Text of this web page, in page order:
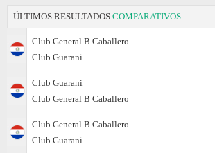
ÚLTIMOS RESULTADOS COMPARATIVOS
Club General B Caballero
Club Guarani
Club Guarani
Club General B Caballero
Club General B Caballero
Club Guarani